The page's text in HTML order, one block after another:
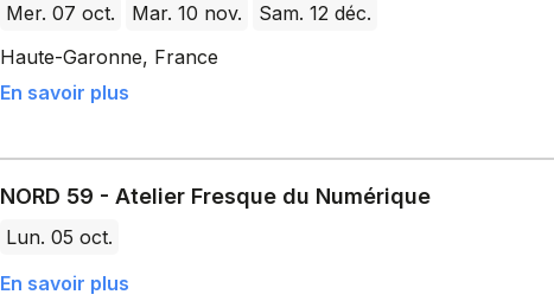
Mer. 07 oct. Mar. 10 nov.
Sam. 12 déc.
Haute-Garonne, France
En savoir plus
NORD 59 - Atelier Fresque du Numérique
Lun. 05 oct.
En savoir plus